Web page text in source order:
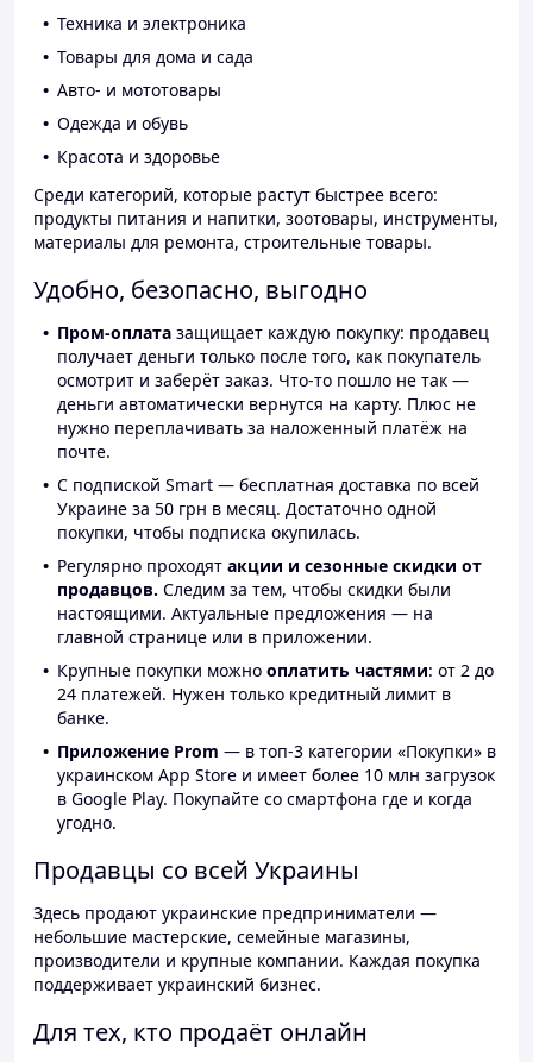
Техника и электроника
Товары для дома и сада
Авто- и мототовары
Одежда и обувь
Красота и здоровье
Среди категорий, которые растут быстрее всего:
продукты питания и напитки, зоотовары, инструменты,
материалы для ремонта, строительные товары.
Удобно, безопасно, выгодно
Пром-оплата защищает каждую покупку: продавец
получает деньги только после того, как покупатель
осмотрит и заберёт заказ. Что-то пошло не так —
деньги автоматически вернутся на карту. Плюс не
нужно переплачивать за наложенный платёж на
почте.
С подпиской Smart — бесплатная доставка по всей
Украине за 50 грн в месяц. Достаточно одной
покупки, чтобы подписка окупилась.
Регулярно проходят акции и сезонные скидки от
продавцов. Следим за тем, чтобы скидки были
настоящими. Актуальные предложения — на
главной странице или в приложении.
Крупные покупки можно оплатить частями: от 2 до
24 платежей. Нужен только кредитный лимит в
банке.
Приложение Prom — в топ-3 категории «Покупки» в
украинском App Store и имеет более 10 млн загрузок
в Google Play. Покупайте со смартфона где и когда
угодно.
Продавцы со всей Украины
Здесь продают украинские предприниматели —
небольшие мастерские, семейные магазины,
производители и крупные компании. Каждая покупка
поддерживает украинский бизнес.
Для тех, кто продаёт онлайн